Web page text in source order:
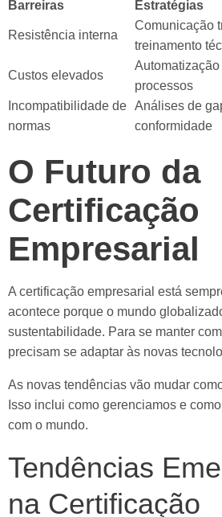
Barreiras Estratégias
Resistência interna
Comunicação
treinamento
Custos elevados
processos
Incompatibilidade de
normas
Análises de
conformidade
O Futuro da
Certificação
Empresarial
A certificação empresarial está
acontece porque o mundo
sustentabilidade. Para se manter
precisam se adaptar às novas
As novas tendências vão mudar
Isso inclui como gerenciamos e
com o mundo.
Tendências
na Certificação